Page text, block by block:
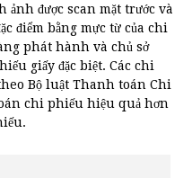
được scan mặt trước và
điểm bằng mực từ của chi
phát hành và chủ sở
giấy đặc biệt. Các chi
Bộ luật Thanh toán Chi
chi phiếu hiệu quả hơn